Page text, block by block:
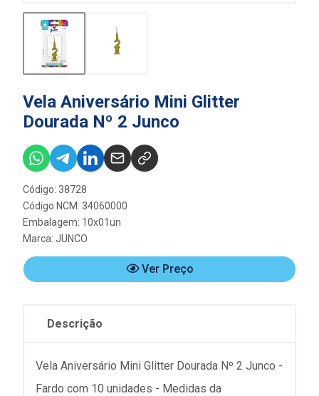
Vela Aniversário Mini Glitter
Dourada Nº 2 Junco
Código: 38728
Código NCM: 34060000
Embalagem: 10x01un
Marca: JUNCO
Ver Preço
Descrição
Vela Aniversário Mini Glitter Dourada Nº 2 Junco -
Fardo com 10 unidades - Medidas da